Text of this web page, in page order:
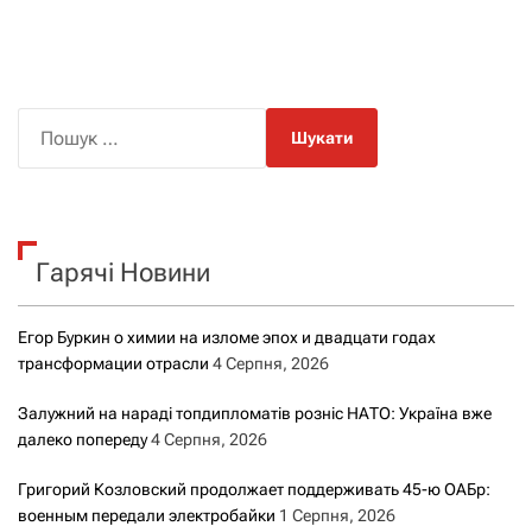
к
Гарячі Новини
Егор Буркин о химии на изломе эпох и двадцати годах
трансформации отрасли 4 Серпня, 2026
Залужний на нараді топдипломатів розніс НАТО: Україна вже
далеко попереду4 Серпня, 2026
Григорий Козловский продолжает поддерживать 45-ю ОАБр:
военным передали электробайки 1 Серпня, 2026